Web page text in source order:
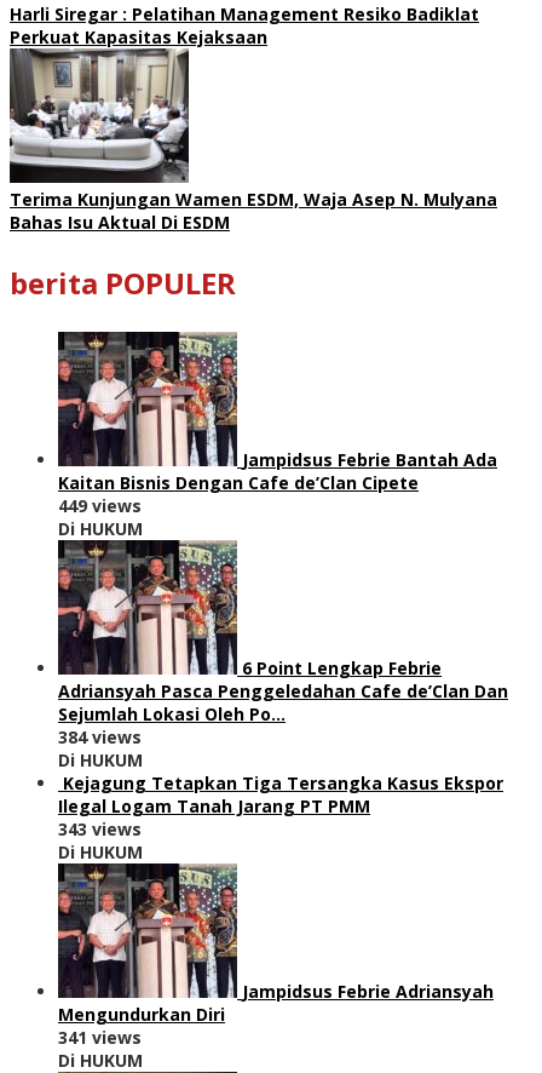
Harli Siregar : Pelatihan Management Resiko Badiklat
Perkuat Kapasitas Kejaksaan
Terima Kunjungan Wamen ESDM, Waja Asep N. Mulyana
Bahas Isu Aktual Di ESDM
berita POPULER
Jampidsus Febrie Bantah Ada
Kaitan Bisnis Dengan Cafe de’Clan Cipete
449 views
Di HUKUM
6 Point Lengkap Febrie
Adriansyah Pasca Penggeledahan Cafe de’Clan Dan
Sejumlah Lokasi Oleh Po…
384 views
Di HUKUM
Kejagung Tetapkan Tiga Tersangka Kasus Ekspor
Ilegal Logam Tanah Jarang PT PMM
343 views
Di HUKUM
Jampidsus Febrie Adriansyah
Mengundurkan Diri
341 views
Di HUKUM